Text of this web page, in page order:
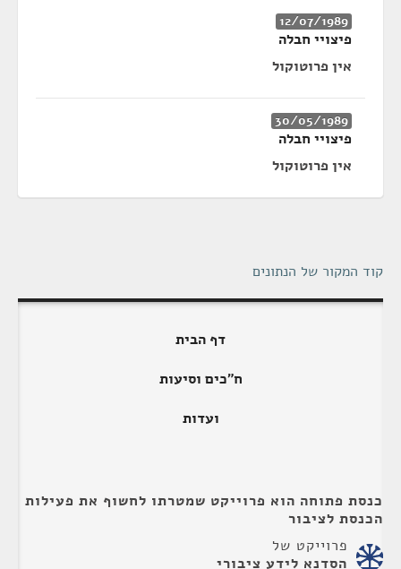
12/07/1989
פיצויי חבלה
אין פרוטוקול
30/05/1989
פיצויי חבלה
אין פרוטוקול
קוד המקור של הנתונים
דף הבית
ח"כים וסיעות
ועדות
כנסת פתוחה הוא פרוייקט שמטרתו לחשוף את פעילות
הכנסת לציבור
פרוייקט של
הסדנא לידע ציבורי